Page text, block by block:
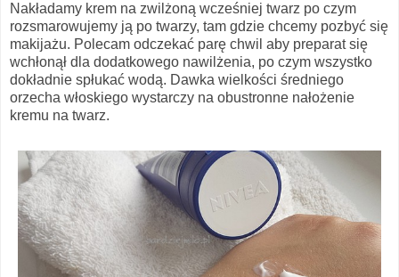
Nakładamy krem na zwilżoną wcześniej twarz po czym
rozsmarowujemy ją po twarzy, tam gdzie chcemy pozbyć się
makijażu. Polecam odczekać parę chwil aby preparat się
wchłonął dla dodatkowego nawilżenia, po czym wszystko
dokładnie spłukać wodą. Dawka wielkości średniego
orzecha włoskiego wystarczy na obustronne nałożenie
kremu na twarz.